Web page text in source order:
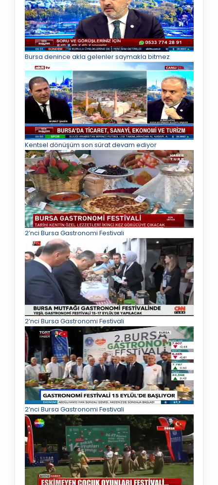
Bursa denince akla gelenler saymakla bitmez
Kentsel dönüşüm son sürat devam ediyor
2’nci Bursa Gastronomi Festivali
2’nci Bursa Gastronomi Festivali
2’nci Bursa Gastronomi Festivali